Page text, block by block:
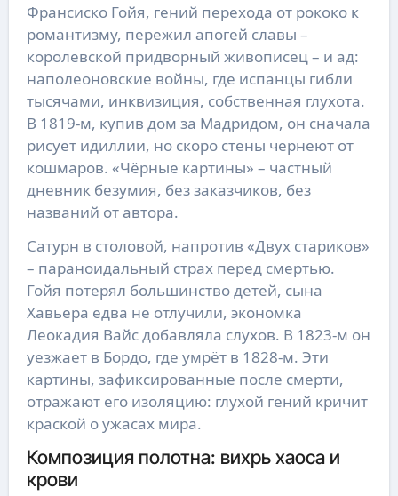
Франсиско Гойя, гений перехода от рококо к
романтизму, пережил апогей славы –
королевской придворный живописец – и ад:
наполеоновские войны, где испанцы гибли
тысячами, инквизиция, собственная глухота.
В 1819-м, купив дом за Мадридом, он сначала
рисует идиллии, но скоро стены чернеют от
кошмаров. «Чёрные картины» – частный
дневник безумия, без заказчиков, без
названий от автора.
Сатурн в столовой, напротив «Двух стариков»
– параноидальный страх перед смертью.
Гойя потерял большинство детей, сына
Хавьера едва не отлучили, экономка
Леокадия Вайс добавляла слухов. В 1823-м он
уезжает в Бордо, где умрёт в 1828-м. Эти
картины, зафиксированные после смерти,
отражают его изоляцию: глухой гений кричит
краской о ужасах мира.
Композиция полотна: вихрь хаоса и
крови